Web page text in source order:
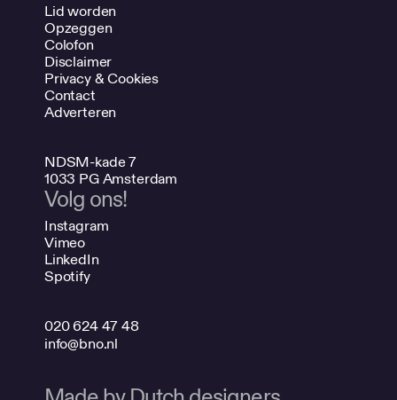
Lid worden
Opzeggen
Colofon
Disclaimer
Privacy & Cookies
Contact
Adverteren
NDSM-kade 7
1033 PG Amsterdam
Volg ons!
Instagram
Vimeo
LinkedIn
Spotify
020 624 47 48
info@bno.nl